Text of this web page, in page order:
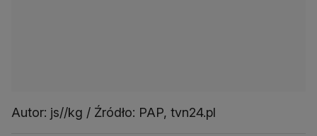
Autor: js//kg / Źródło: PAP, tvn24.pl